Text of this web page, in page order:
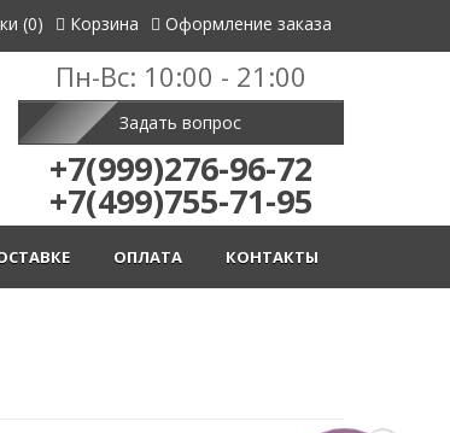
(0) Корзина Оформление заказа
Пн-Вс: 10:00 - 21:00
Задать вопрос
+7(999)276-96-72
+7(499)755-71-95
КОНТАКТЫ
ОПЛАТА